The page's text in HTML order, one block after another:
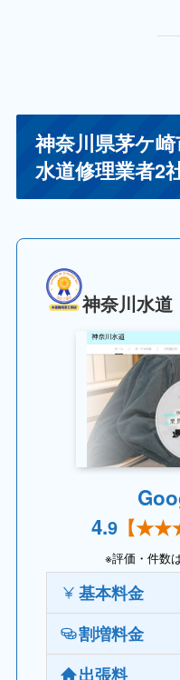
神奈川県茅ケ
水道修理業者2
神奈川水道
4.9【
※評価・件数
基本料金
割増料金
出張料